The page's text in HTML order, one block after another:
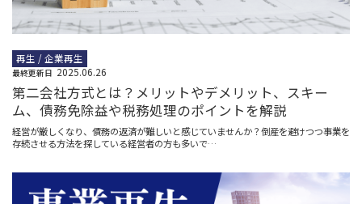
再生 / 企業再生
最終更新日 2025.06.26
第二会社方式とは？メリットやデメリット、スキー
ム、債務免除益や税務処理のポイントを解説
経営が厳しくなり、債務の返済が難しいと感じていませんか？倒産を避けつつ事業を
存続させる方法を探している経営者の方も多いで…